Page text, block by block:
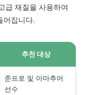
급 재질을 사용하여
어집니다.
추천 대상
준프로 및 아마추어
선수